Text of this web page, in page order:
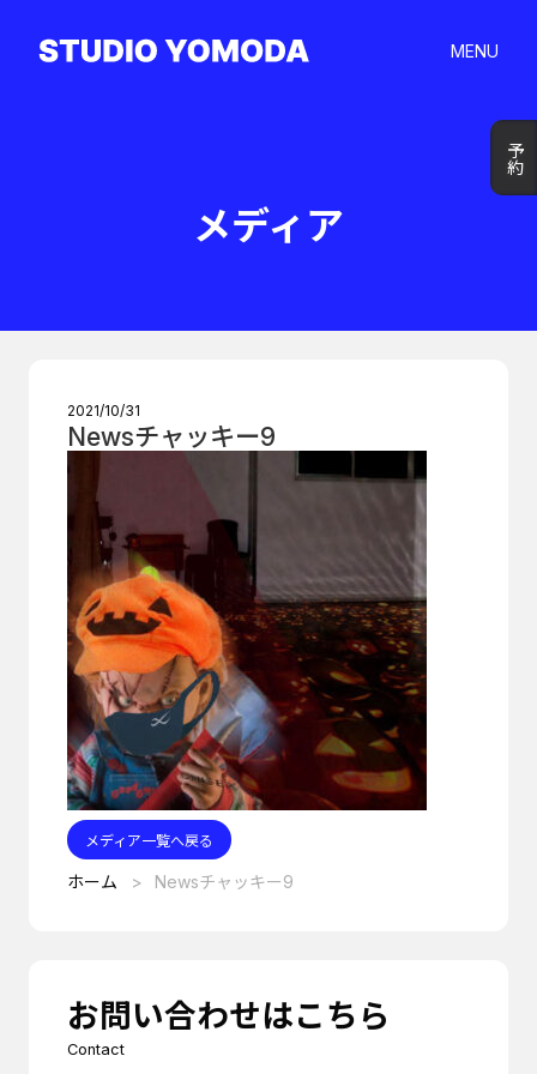
MENU
予約
予約
メディア
2021/10/31
Newsチャッキー9
メディア一覧へ戻る
ホーム Newsチャッキー9
お問い合わせはこちら
Contact